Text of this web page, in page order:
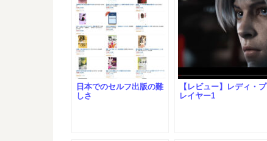
日本でのセルフ出版の難
しさ
【レビュー】レディ・プ
レイヤー1